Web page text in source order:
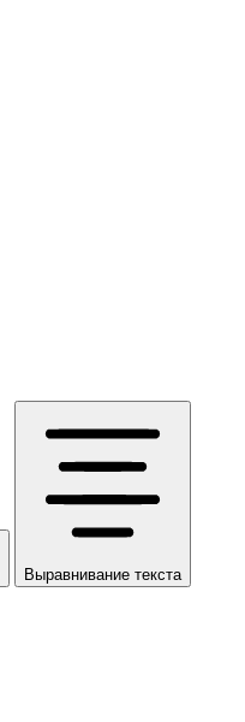
Выравнивание текста